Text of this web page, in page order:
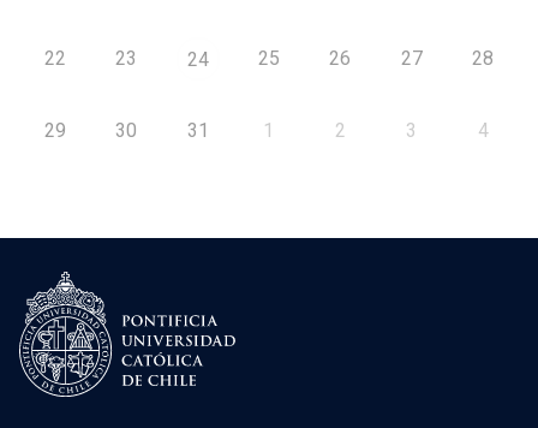
22 23 24 25 26 27 28
29 30 31 1 2 3 4